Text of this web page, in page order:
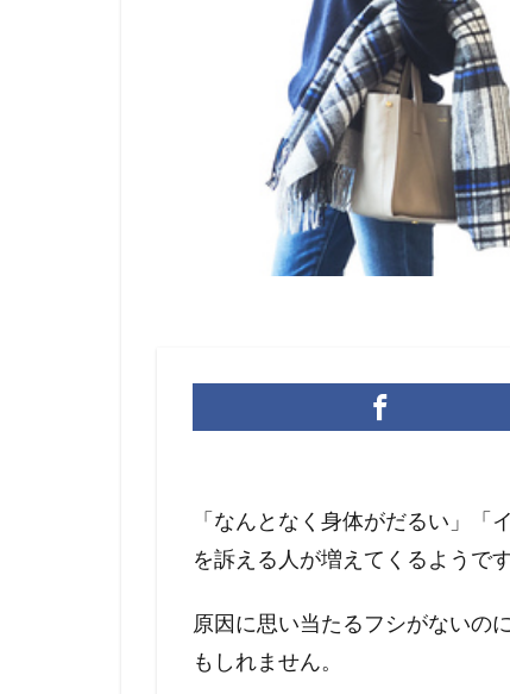
「なんとなく身体がだるい」「
を訴える人が増えてくるようです
原因に思い当たるフシがないの
もしれません。